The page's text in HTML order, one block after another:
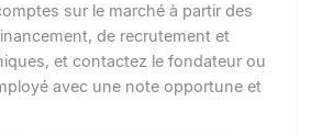
sur le marché à partir des
de recrutement et
et contactez le fondateur ou
avec une note opportune et